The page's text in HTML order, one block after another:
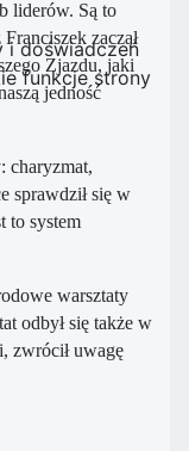
liderów. Są to
zaczął
Zjazdu, jaki
jedność
charyzmat,
sprawdził się w
to system
warsztaty
odbył się także w
zwrócił uwagę
i doświadczeń
funkcje strony